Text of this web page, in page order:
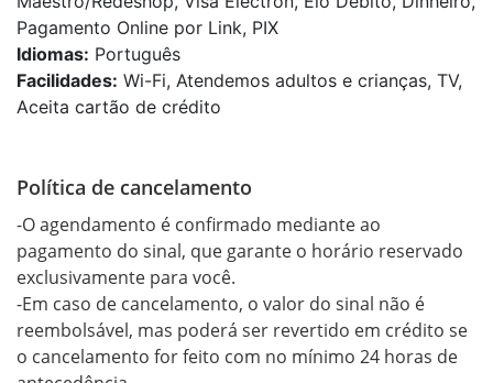
Pagamento Online por Link, PIX
Idiomas: Português
Facilidades: Wi-Fi, Atendemos adultos e crianças, TV,
Aceita cartão de crédito
Política de cancelamento
-O agendamento é confirmado mediante ao
pagamento do sinal, que garante o horário reservado
exclusivamente para você.
-Em caso de cancelamento, o valor do sinal não é
reembolsável, mas poderá ser revertido em crédito se
o cancelamento for feito com no mínimo 24 horas de